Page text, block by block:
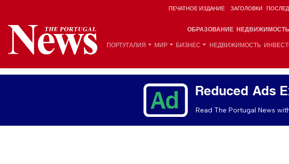
ПЕЧАТНОЕ ИЗДАНИЕ ЗАГОЛОВКИ
ОБРАЗОВАНИЕ НЕДВИЖИМОСТЬ
ПОРТУГАЛИЯ МИР БИЗНЕС НЕДВИЖИМОСТЬ
Reduced Ads
Read The Portugal News